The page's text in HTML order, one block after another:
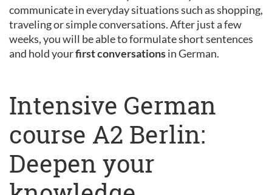
communicate in everyday situations such as shopping,
traveling or simple conversations. After just a few
weeks, you will be able to formulate short sentences
and hold yourfirst conversationsin German.
Intensive German
course A2 Berlin:
Deepen your